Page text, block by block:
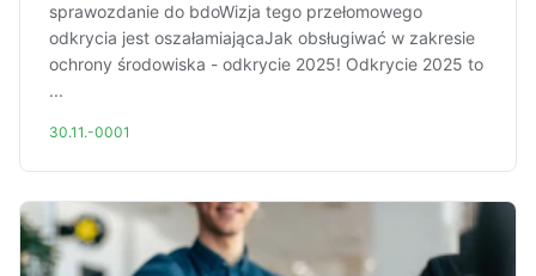
sprawozdanie do bdoWizja tego przełomowego
odkrycia jest oszałamiającaJak obsługiwać w zakresie
ochrony środowiska - odkrycie 2025! Odkrycie 2025 to
...
30.11.-0001